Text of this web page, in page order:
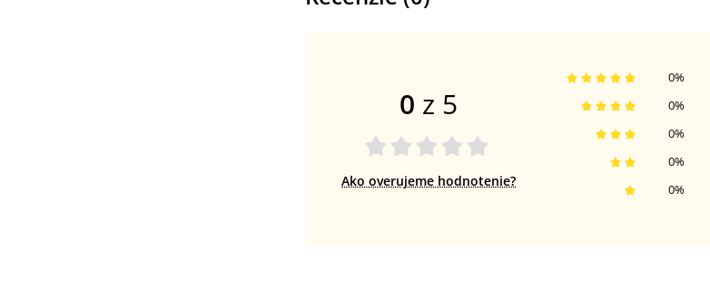
0 z 5
Ako overujeme hodnotenie? 0%
0%
0%
0%
0%